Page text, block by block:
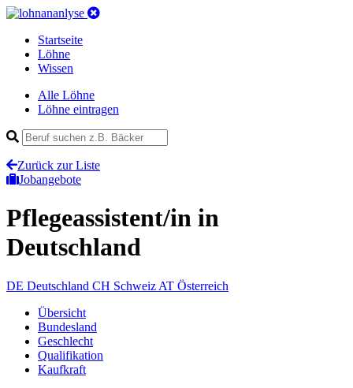
Startseite
Löhne
Wissen
Alle Löhne
Löhne eintragen
Zurück zur Liste
Jobangebote
Pflegeassistent/in in
Deutschland
DE Deutschland CH Schweiz AT Österreich
Übersicht
Bundesland
Geschlecht
Qualifikation
Kaufkraft